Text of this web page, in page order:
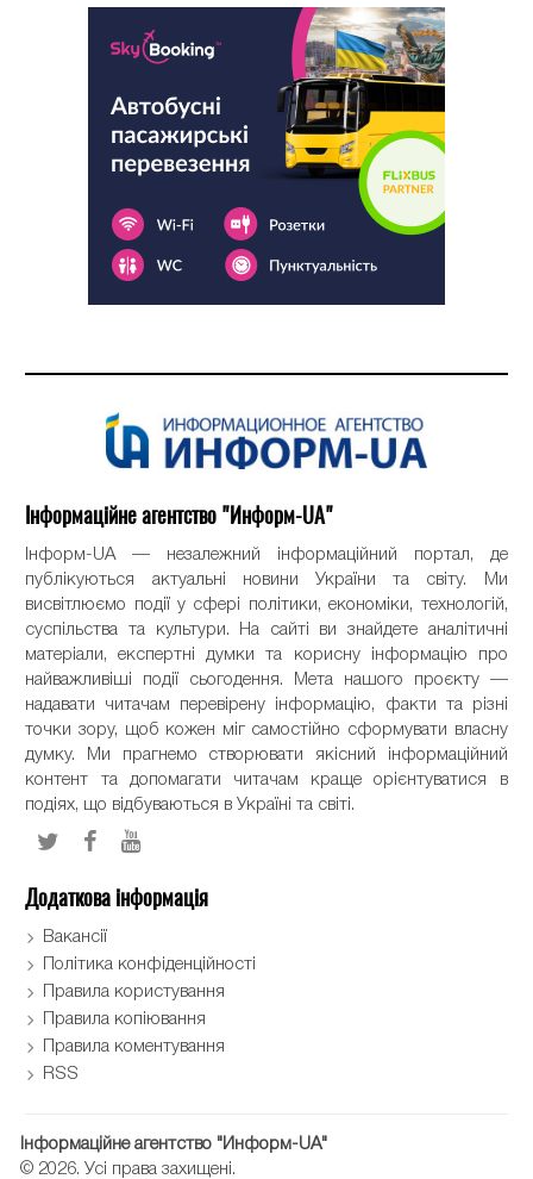
Інформаційне агентство "Информ-UA"
Інформ-UA — незалежний інформаційний портал, де
публікуються актуальні новини України та світу. Ми
висвітлюємо події у сфері політики, економіки, технологій,
суспільства та культури. На сайті ви знайдете аналітичні
матеріали, експертні думки та корисну інформацію про
найважливіші події сьогодення. Мета нашого проєкту —
надавати читачам перевірену інформацію, факти та різні
точки зору, щоб кожен міг самостійно сформувати власну
думку. Ми прагнемо створювати якісний інформаційний
контент та допомагати читачам краще орієнтуватися в
подіях, що відбуваються в Україні та світі.
Додаткова інформація
Вакансії
Політика конфіденційності
Правила користування
Правила копіювання
Правила коментування
RSS
Інформаційне агентство "Информ-UA"
© 2026. Усі права захищені.